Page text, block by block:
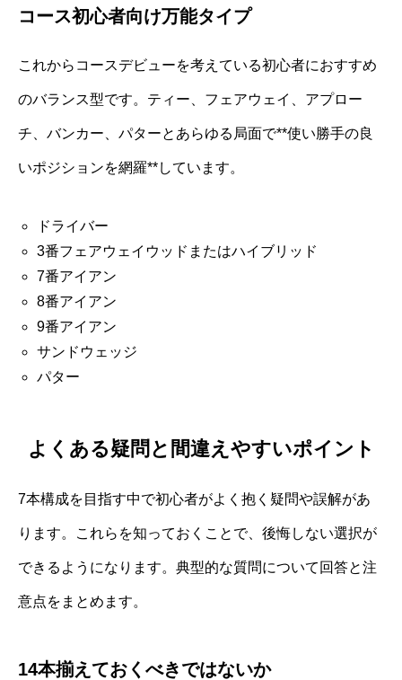
コース初心者向け万能タイプ
これからコースデビューを考えている初心者におすすめ
のバランス型です。ティー、フェアウェイ、アプロー
チ、バンカー、パターとあらゆる局面で**使い勝手の良
いポジションを網羅**しています。
ドライバー
3番フェアウェイウッドまたはハイブリッド
7番アイアン
8番アイアン
9番アイアン
サンドウェッジ
パター
よくある疑問と間違えやすいポイント
7本構成を目指す中で初心者がよく抱く疑問や誤解があ
ります。これらを知っておくことで、後悔しない選択が
できるようになります。典型的な質問について回答と注
意点をまとめます。
14本揃えておくべきではないか